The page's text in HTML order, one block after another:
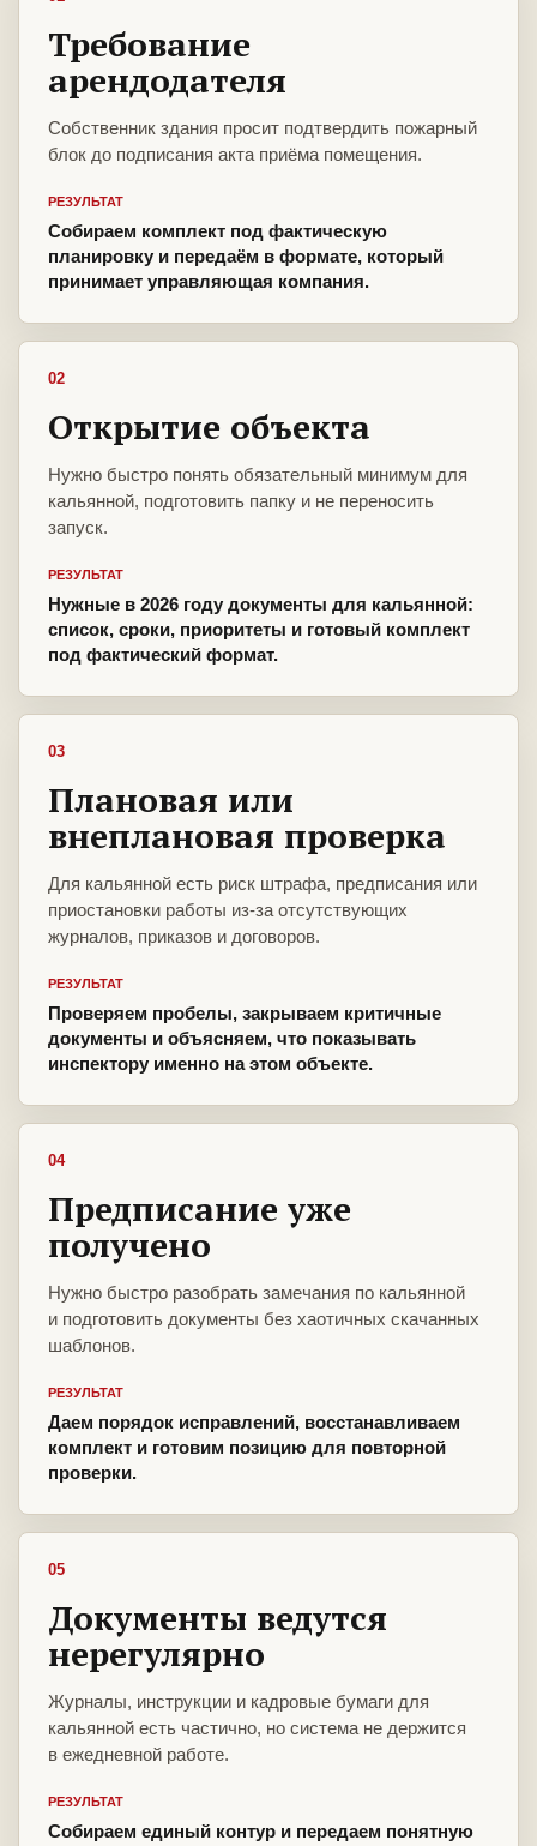
Требование
арендодателя
Собственник здания просит подтвердить пожарный
блок до подписания акта приёма помещения.
РЕЗУЛЬТАТ
Собираем комплект под фактическую
планировку и передаём в формате, который
принимает управляющая компания.
02
Открытие объекта
Нужно быстро понять обязательный минимум для
кальянной, подготовить папку и не переносить
запуск.
РЕЗУЛЬТАТ
Нужные в 2026 году документы для кальянной:
список, сроки, приоритеты и готовый комплект
под фактический формат.
03
Плановая или
внеплановая проверка
Для кальянной есть риск штрафа, предписания или
приостановки работы из-за отсутствующих
журналов, приказов и договоров.
РЕЗУЛЬТАТ
Проверяем пробелы, закрываем критичные
документы и объясняем, что показывать
инспектору именно на этом объекте.
04
Предписание уже
получено
Нужно быстро разобрать замечания по кальянной
и подготовить документы без хаотичных скачанных
шаблонов.
РЕЗУЛЬТАТ
Даем порядок исправлений, восстанавливаем
комплект и готовим позицию для повторной
проверки.
05
Документы ведутся
нерегулярно
Журналы, инструкции и кадровые бумаги для
кальянной есть частично, но система не держится
в ежедневной работе.
РЕЗУЛЬТАТ
Собираем единый контур и передаем понятную